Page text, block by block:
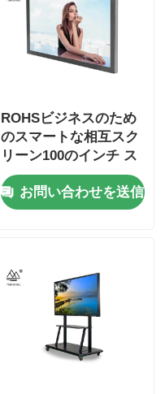
ROHSビジネスのため
のスマートな相互スク
リーン100のインチ ス
マートなWhiteboard
お問い合わせを送信